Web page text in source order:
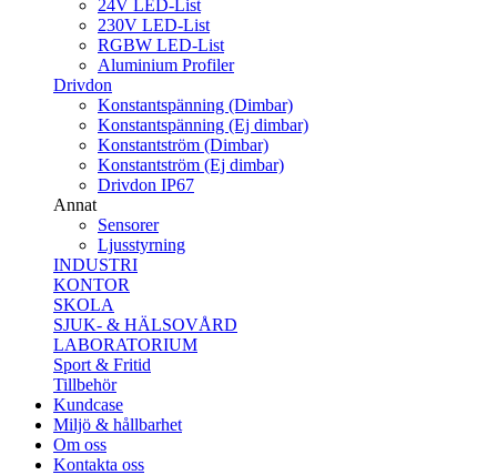
24V LED-List
230V LED-List
RGBW LED-List
Aluminium Profiler
Drivdon
Konstantspänning (Dimbar)
Konstantspänning (Ej dimbar)
Konstantström (Dimbar)
Konstantström (Ej dimbar)
Drivdon IP67
Annat
Sensorer
Ljusstyrning
INDUSTRI
KONTOR
SKOLA
SJUK- & HÄLSOVÅRD
LABORATORIUM
Sport & Fritid
Tillbehör
Kundcase
Miljö & hållbarhet
Om oss
Kontakta oss